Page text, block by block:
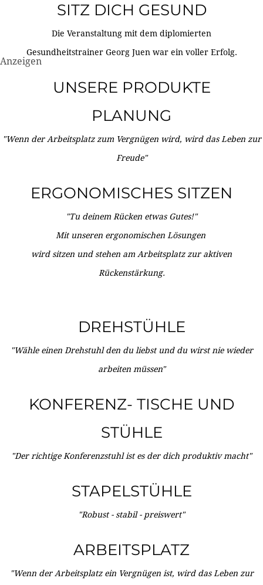
SITZ DICH GESUND
Die Veranstaltung mit dem diplomierten
Gesundheitstrainer Georg Juen war ein voller Erfolg.
Anzeigen
UNSERE PRODUKTE
PLANUNG
"Wenn der Arbeitsplatz zum Vergnügen wird, wird das Leben zur
Freude"
ERGONOMISCHES SITZEN
"Tu deinem Rücken etwas Gutes!"
Mit unseren ergonomischen Lösungen
wird sitzen und stehen am Arbeitsplatz zur aktiven
Rückenstärkung.
DREHSTÜHLE
"Wähle einen Drehstuhl den du liebst und du wirst nie wieder
arbeiten müssen"
KONFERENZ- TISCHE UND
STÜHLE
"Der richtige Konferenzstuhl ist es der dich produktiv macht"
STAPELSTÜHLE
"Robust - stabil - preiswert"
ARBEITSPLATZ
"Wenn der Arbeitsplatz ein Vergnügen ist, wird das Leben zur